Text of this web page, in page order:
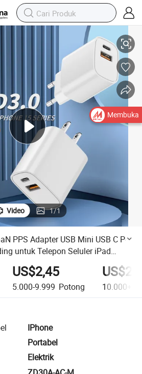
iPad Tablet 33W 30W iPhone15
Adapter USB Mini USB C Pd QC Pengisi
Video 1/1
PPS Adapter USB Mini USB C Pd
untuk Telepon Seluler iPad
US$2,45
5.000-9.999 Potong 10.000+
IPhone
Portabel
Elektrik
Membuka